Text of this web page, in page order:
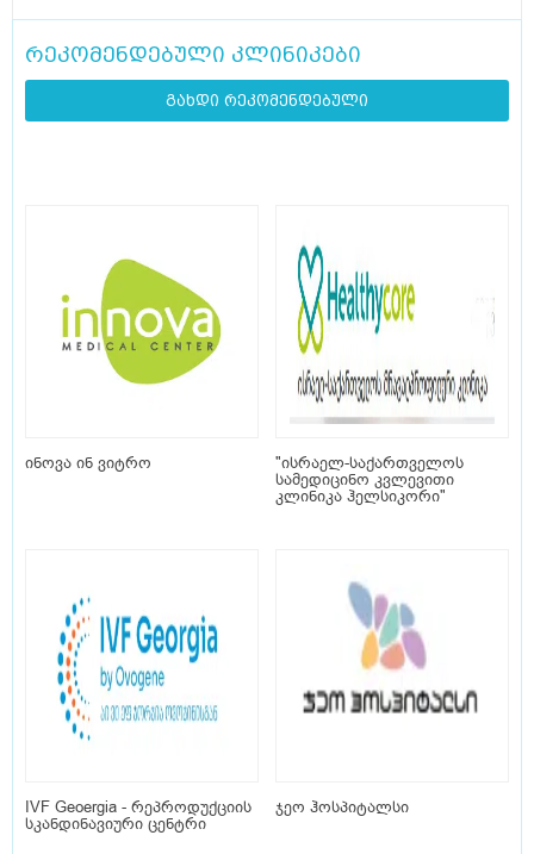
რეკომენდებული კლინიკები
გახდი რეკომენდებული
ინოვა ინ ვიტრო
"ისრაელ-საქართველოს
სამედიცინო კვლევითი
კლინიკა ჰელსიკორი"
IVF Geoergia - რეპროდუქციის
სკანდინავიური ცენტრი
ჯეო ჰოსპიტალსი